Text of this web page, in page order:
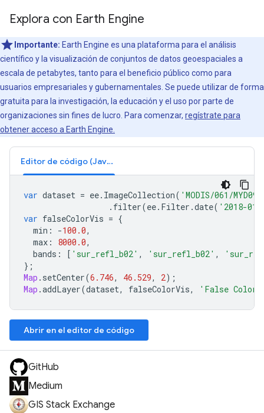
Explora con Earth Engine
Importante: Earth Engine es una plataforma para el análisis
científico y la visualización de conjuntos de datos geoespaciales a
escala de petabytes, tanto para el beneficio público como para
usuarios empresariales y gubernamentales. Se puede utilizar de forma
gratuita para la investigación, la educación y el uso por parte de
organizaciones sin fines de lucro. Para comenzar, regístrate para
obtener acceso a Earth Engine.
Editor de código (JavaScript)
var dataset = ee. ImageCollection( 'MODIS/061/
. filter(ee. Filter .date( '2018-
var falseColorVis = {
min : -100.0,
max : 8000.0,
bands : [ 'sur_refl_b02' , 'sur_refl_b02' ,
};
Map . setCenter(6.746, 46.529, 2);
Map .addLayer(dataset, falseColorVis, 'False Color'
Abrir en el editor de código
GitHub
Medium
GIS Stack Exchange